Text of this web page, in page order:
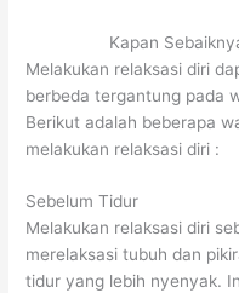
Kapan
Melakukan relaksasi diri
berbeda tergantung pada
Berikut adalah beberapa
melakukan relaksasi diri :
Sebelum Tidur
Melakukan relaksasi diri
merelaksasi tubuh dan
tidur yang lebih nyenyak.